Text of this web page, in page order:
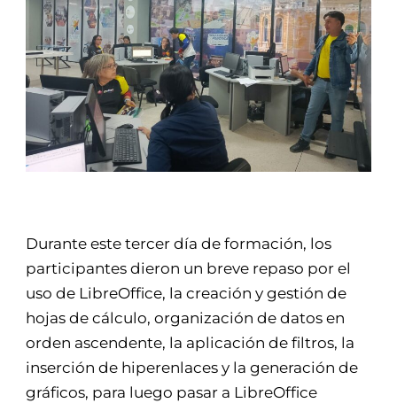
Durante este tercer día de formación, los
participantes dieron un breve repaso por el
uso de LibreOffice, la creación y gestión de
hojas de cálculo, organización de datos en
orden ascendente, la aplicación de filtros, la
inserción de hiperenlaces y la generación de
gráficos, para luego pasar a LibreOffice